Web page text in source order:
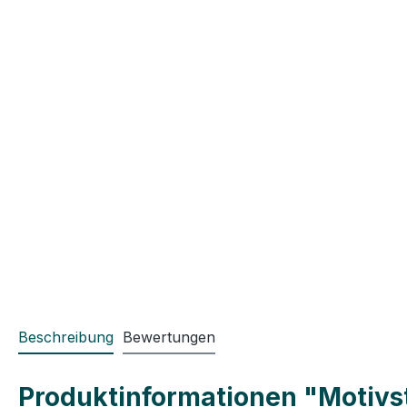
Beschreibung Bewertungen
Produktinformationen